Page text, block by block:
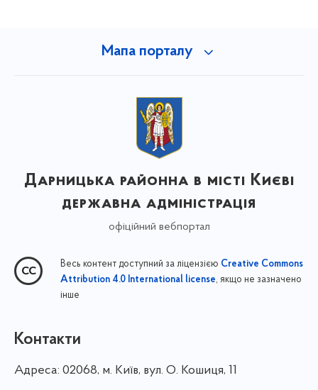
Мапа порталу
Дарницька районна в місті Києві
державна адміністрація
офіційний вебпортал
Весь контент доступний за ліцензією Creative Commons
Attribution 4.0 International license, якщо не зазначено
інше
Контакти
Адреса: 02068, м. Київ, вул. О. Кошиця, 11